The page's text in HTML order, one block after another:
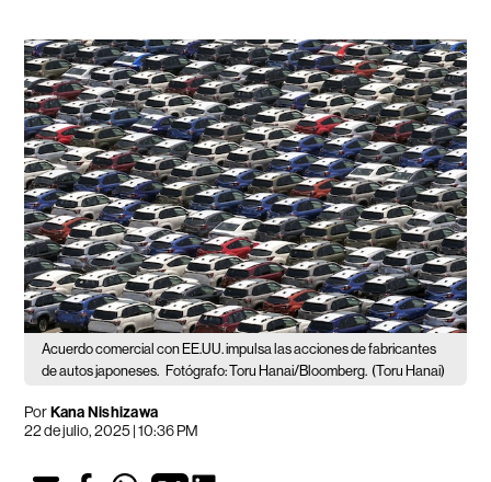
Acuerdo comercial con EE.UU. impulsa las acciones de fabricantes
de autos japoneses. Fotógrafo: Toru Hanai/Bloomberg. (Toru Hanai)
PorKana Nishizawa
22 de julio, 2025 | 10:36 PM